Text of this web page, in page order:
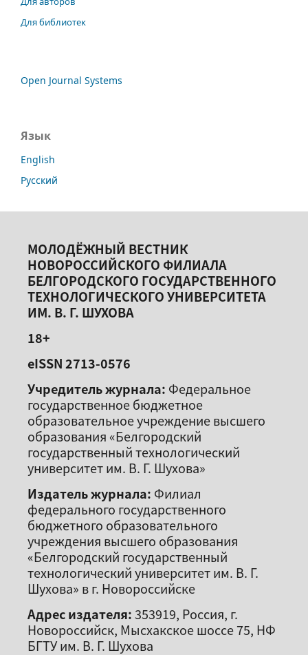
Для библиотек
Open Journal Systems
Язык
English
Русский
МОЛОДЁЖНЫЙ ВЕСТНИК
НОВОРОССИЙСКОГО ФИЛИАЛА
БЕЛГОРОДСКОГО ГОСУДАРСТВЕННОГО
ТЕХНОЛОГИЧЕСКОГО УНИВЕРСИТЕТА
ИМ. В. Г. ШУХОВА
18+
eISSN 2713-0576
Учредитель журнала: Федеральное
государственное бюджетное
образовательное учреждение высшего
образования «Белгородский
государственный технологический
университет им. В. Г. Шухова»
Издатель журнала: Филиал
федерального государственного
бюджетного образовательного
учреждения высшего образования
«Белгородский государственный
технологический университет им. В. Г.
Шухова» в г. Новороссийске
Адрес издателя:353919, Россия, г.
Новороссийск, Мысхакское шоссе 75, НФ
БГТУ им. В. Г. Шухова